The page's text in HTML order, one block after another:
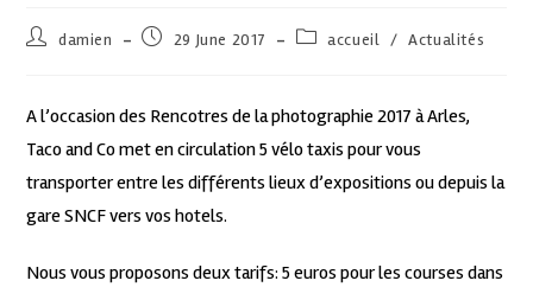
damien 29 June 2017 accueil / Actualités
A l’occasion des Rencotres de la photographie 2017 à Arles,
Taco and Co met en circulation 5 vélo taxis pour vous
transporter entre les différents lieux d’expositions ou depuis la
gare SNCF vers vos hotels.
Nous vous proposons deux tarifs: 5 euros pour les courses dans